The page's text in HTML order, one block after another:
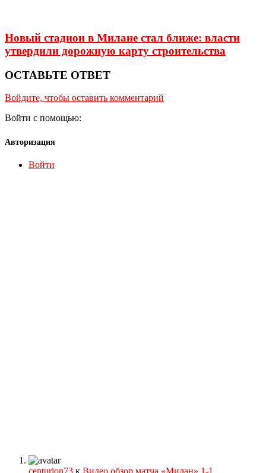
Новый стадион в Милане стал ближе: власти
утвердили дорожную карту строительства
ОСТАВЬТЕ ОТВЕТ
Войдите, чтобы оставить комментарий
Войти с помощью:
Авторизация
Войти
centurion73 к Видео обзор матча «Милан» 1-1